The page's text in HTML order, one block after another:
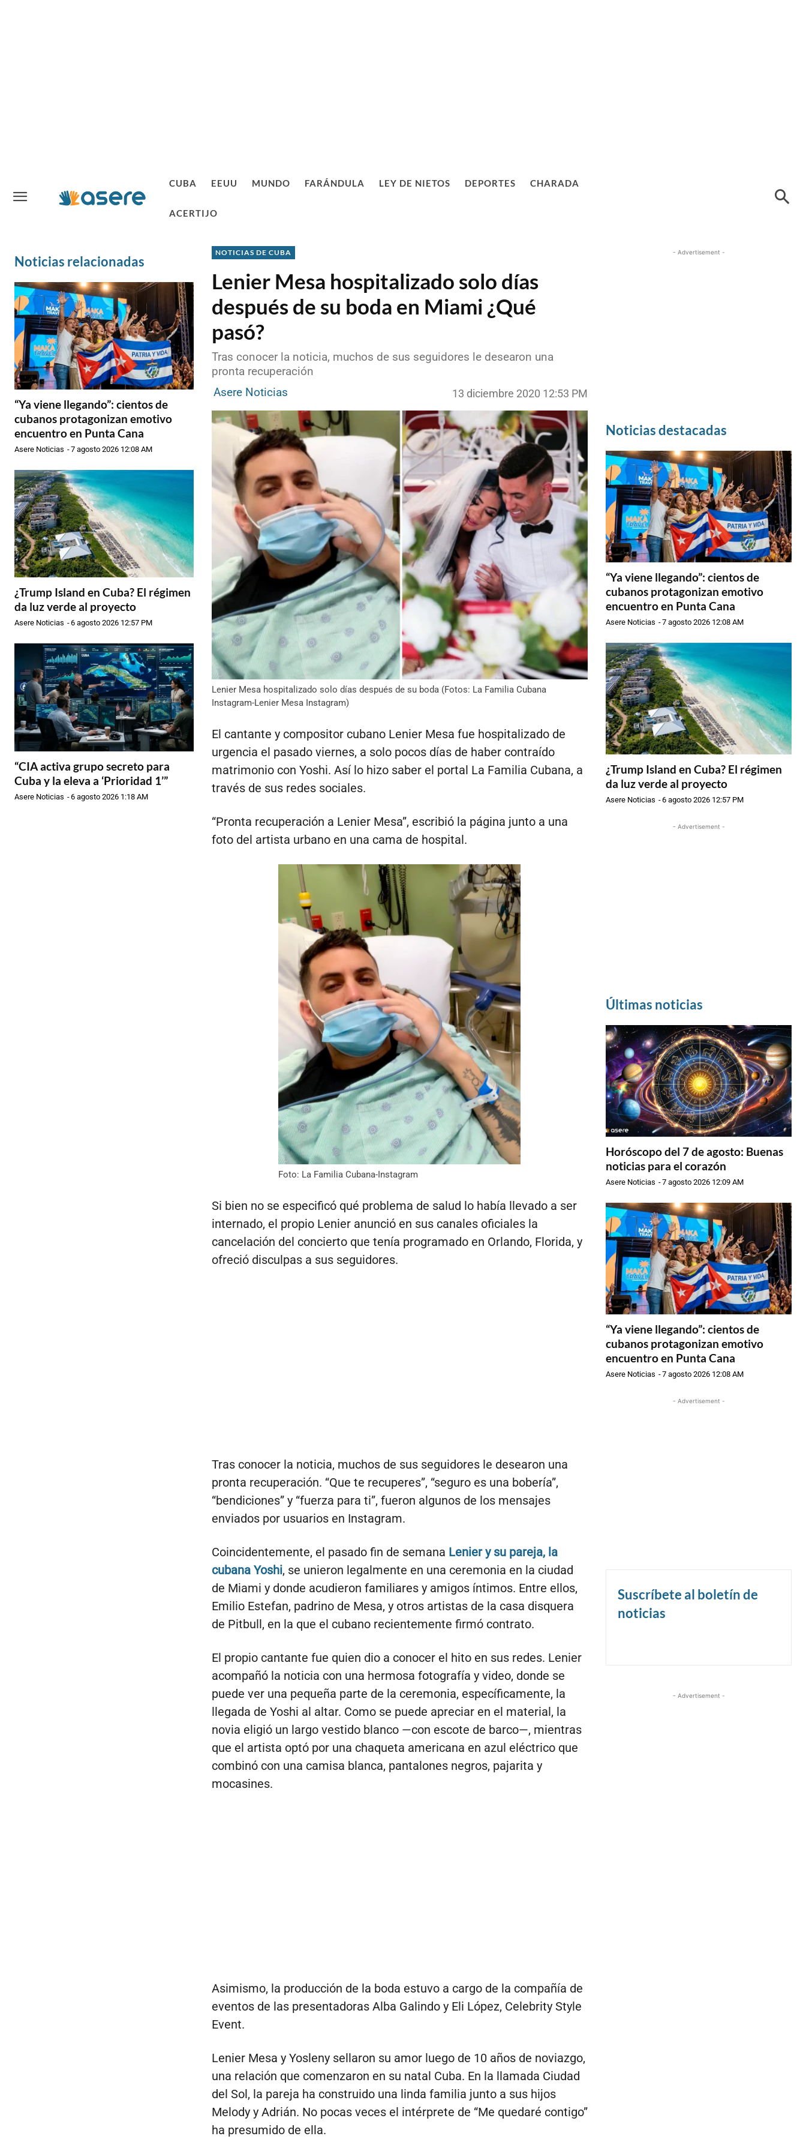
CUBA EEUU MUNDO FARÁNDULA LEY DE NIETOS DEPORTES CHARADA
ACERTIJO
Noticias relacionadas
“Ya viene llegando”: cientos de
cubanos protagonizan emotivo
encuentro en Punta Cana
Asere Noticias -7 agosto 2026 12:08 AM
¿Trump Island en Cuba? El régimen
da luz verde al proyecto
Asere Noticias -6 agosto 2026 12:57 PM
“CIA activa grupo secreto para
Cuba y la eleva a ‘Prioridad 1’”
Asere Noticias -6 agosto 2026 1:18 AM
NOTICIAS DE CUBA
Lenier Mesa hospitalizado solo días
después de su boda en Miami ¿Qué
pasó?
Tras conocer la noticia, muchos de sus seguidores le desearon una
pronta recuperación
Asere Noticias
13 diciembre 2020 12:53 PM
Lenier Mesa hospitalizado solo días después de su boda (Fotos: La Familia Cubana
Instagram-Lenier Mesa Instagram)
El cantante y compositor cubano Lenier Mesa fue hospitalizado de
urgencia el pasado viernes, a solo pocos días de haber contraído
matrimonio con Yoshi. Así lo hizo saber el portal La Familia Cubana, a
través de sus redes sociales.
“Pronta recuperación a Lenier Mesa”, escribió la página junto a una
foto del artista urbano en una cama de hospital.
Foto: La Familia Cubana-Instagram
Si bien no se especificó qué problema de salud lo había llevado a ser
internado, el propio Lenier anunció en sus canales oficiales la
cancelación del concierto que tenía programado en Orlando, Florida, y
ofreció disculpas a sus seguidores.
Tras conocer la noticia, muchos de sus seguidores le desearon una
pronta recuperación. “Que te recuperes”, “seguro es una bobería”,
“bendiciones” y “fuerza para ti”, fueron algunos de los mensajes
enviados por usuarios en Instagram.
Coincidentemente, el pasado fin de semana Lenier y su pareja, la
cubana Yoshi, se unieron legalmente en una ceremonia en la ciudad
de Miami y donde acudieron familiares y amigos íntimos. Entre ellos,
Emilio Estefan, padrino de Mesa, y otros artistas de la casa disquera
de Pitbull, en la que el cubano recientemente firmó contrato.
El propio cantante fue quien dio a conocer el hito en sus redes. Lenier
acompañó la noticia con una hermosa fotografía y video, donde se
puede ver una pequeña parte de la ceremonia, específicamente, la
llegada de Yoshi al altar. Como se puede apreciar en el material, la
novia eligió un largo vestido blanco —con escote de barco—, mientras
que el artista optó por una chaqueta americana en azul eléctrico que
combinó con una camisa blanca, pantalones negros, pajarita y
mocasines.
Asimismo, la producción de la boda estuvo a cargo de la compañía de
eventos de las presentadoras Alba Galindo y Eli López, Celebrity Style
Event.
Lenier Mesa y Yosleny sellaron su amor luego de 10 años de noviazgo,
una relación que comenzaron en su natal Cuba. En la llamada Ciudad
del Sol, la pareja ha construido una linda familia junto a sus hijos
Melody y Adrián. No pocas veces el intérprete de “Me quedaré contigo”
ha presumido de ella.
- Advertisement -
Noticias destacadas
“Ya viene llegando”: cientos de
cubanos protagonizan emotivo
encuentro en Punta Cana
Asere Noticias -7 agosto 2026 12:08 AM
¿Trump Island en Cuba? El régimen
da luz verde al proyecto
Asere Noticias -6 agosto 2026 12:57 PM
- Advertisement -
Últimas noticias
Horóscopo del 7 de agosto: Buenas
noticias para el corazón
Asere Noticias -7 agosto 2026 12:09 AM
“Ya viene llegando”: cientos de
cubanos protagonizan emotivo
encuentro en Punta Cana
Asere Noticias -7 agosto 2026 12:08 AM
- Advertisement -
Suscríbete al boletín de
noticias
- Advertisement -